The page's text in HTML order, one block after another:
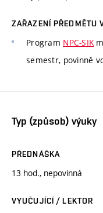
ZAŘAZENÍ PŘEDMĚTU
Program NPC-SIK
semestr, povinně
Typ (způsob) výuky
PŘEDNÁŠKA
13 hod., nepovinná
VYUČUJÍCÍ / LEKTOR